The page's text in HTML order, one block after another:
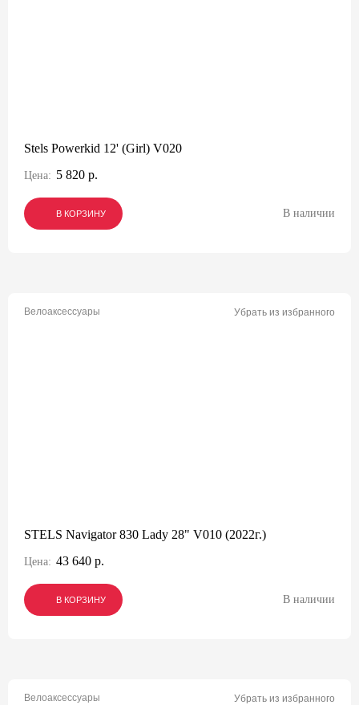
Stels Powerkid 12' (Girl) V020
Цена: 5 820 р.
В КОРЗИНУ
В КОРЗИНУ
В КОРЗИНУ В наличии
Велоаксессуары Убрать из избранного
STELS Navigator 830 Lady 28" V010 (2022г.)
Цена: 43 640 р.
В КОРЗИНУ
В КОРЗИНУ
В КОРЗИНУ В наличии
Велоаксессуары Убрать из избранного